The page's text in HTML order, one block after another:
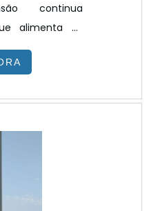
continua
alimenta os
luz que são
ou módulos
com
seja, dispostas
de um a
de cinco